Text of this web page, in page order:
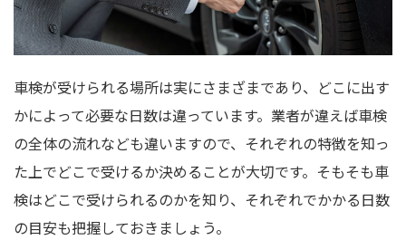
車検が受けられる場所は実にさまざまであり、どこに出す
かによって必要な日数は違っています。業者が違えば車検
の全体の流れなども違いますので、それぞれの特徴を知っ
た上でどこで受けるか決めることが大切です。そもそも車
検はどこで受けられるのかを知り、それぞれでかかる日数
の目安も把握しておきましょう。